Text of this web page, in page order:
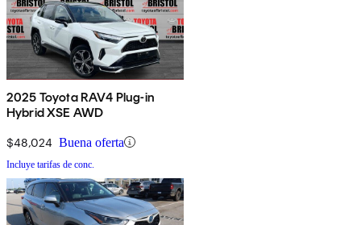
2025 Toyota RAV4 Plug-in
Hybrid XSE AWD
$48,024 Buena oferta
Incluye tarifas de conc.